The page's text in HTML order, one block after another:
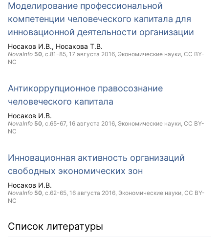
Моделирование профессиональной
компетенции человеческого капитала для
инновационной деятельности организации
Носаков И.В. Носакова Т.В.
NovaInfo 50, с.81-85, 17 августа 2016, Экономические науки, CC BY-
NC
Антикоррупционное правосознание
человеческого капитала
Носаков И.В.
NovaInfo 50, с.65-67, 16 августа 2016, Экономические науки, CC BY-
NC
Инновационная активность организаций
свободных экономических зон
Носаков И.В.
NovaInfo 50, с.62-65, 16 августа 2016, Экономические науки, CC BY-
NC
Список литературы